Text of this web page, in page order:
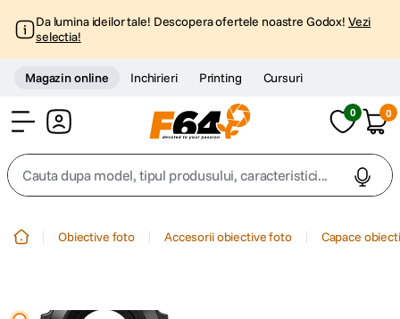
Da lumina ideilor tale! Descopera ofertele noastre Godox! Vezi
selectia!
Magazin online Inchirieri Printing Cursuri
0 0
Cauta dupa model, tipul produsului, caracteristici...
2. trepied
Obiective foto Accesorii obiective foto Capace